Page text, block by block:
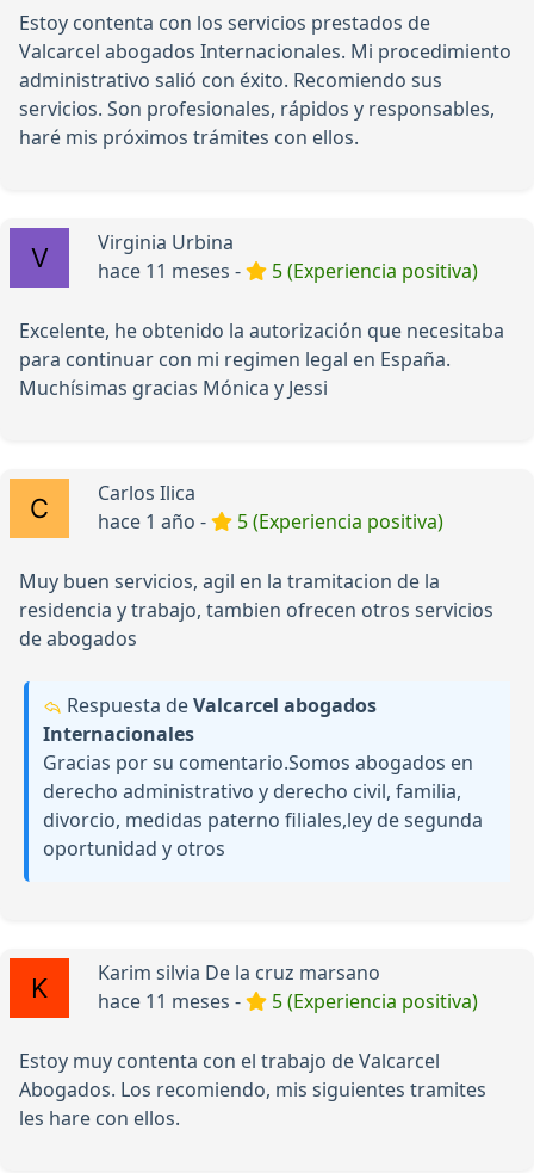
Estoy contenta con los servicios prestados de
Valcarcel abogados Internacionales. Mi procedimiento
administrativo salió con éxito. Recomiendo sus
servicios. Son profesionales, rápidos y responsables,
haré mis próximos trámites con ellos.
Virginia Urbina
hace 11 meses -
5 (Experiencia positiva)
Excelente, he obtenido la autorización que necesitaba
para continuar con mi regimen legal en España.
Muchísimas gracias Mónica y Jessi
Carlos Ilica
hace 1 año -
5 (Experiencia positiva)
Muy buen servicios, agil en la tramitacion de la
residencia y trabajo, tambien ofrecen otros servicios
de abogados
Respuesta deValcarcel abogados
Internacionales
Gracias por su comentario.Somos abogados en
derecho administrativo y derecho civil, familia,
divorcio, medidas paterno filiales,ley de segunda
oportunidad y otros
Karim silvia De la cruz marsano
hace 11 meses -
5 (Experiencia positiva)
Estoy muy contenta con el trabajo de Valcarcel
Abogados. Los recomiendo, mis siguientes tramites
les hare con ellos.